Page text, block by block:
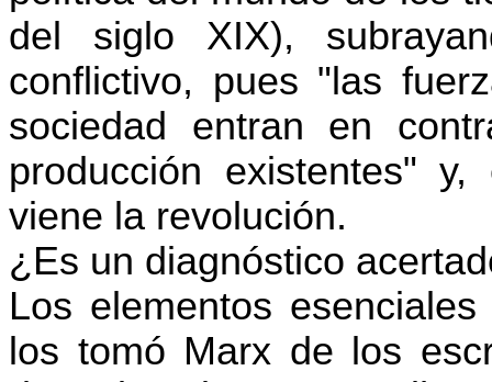
del siglo XIX),
conflictivo, pues "las
sociedad entran en
producción existentes"
viene la revolución.
¿Es un diagnóstico
Los elementos
los tomó Marx de los